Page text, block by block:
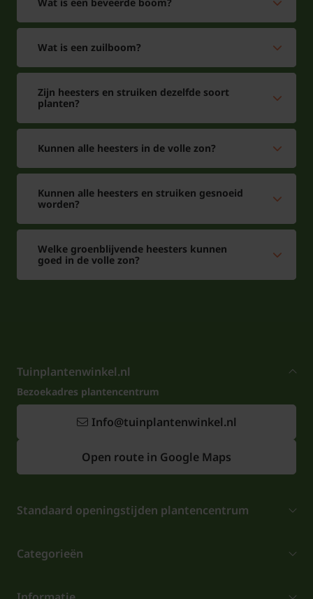
Wat is een beveerde boom?
Wat is een zuilboom?
Zijn heesters en struiken dezelfde soort
planten?
Kunnen alle heesters in de volle zon?
Kunnen alle heesters en struiken gesnoeid
worden?
Welke groenblijvende heesters kunnen
goed in de volle zon?
Tuinplantenwinkel.nl
Bezoekadres plantencentrum
Info@tuinplantenwinkel.nl
Open route in Google Maps
Standaard openingstijden plantencentrum
Categorieën